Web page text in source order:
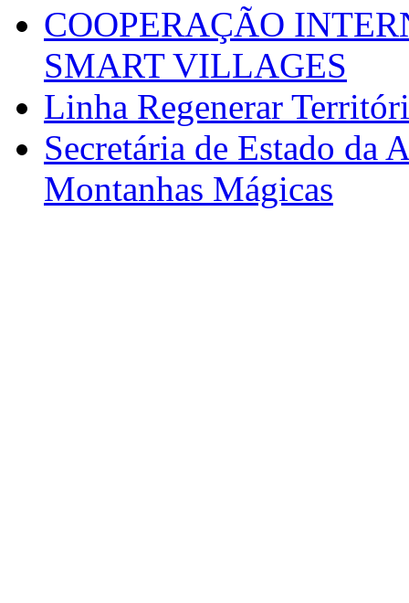
COOPERAÇÃO
SMART VILLAGES
Linha Regenerar
Secretária de Estado da
Montanhas Mágicas